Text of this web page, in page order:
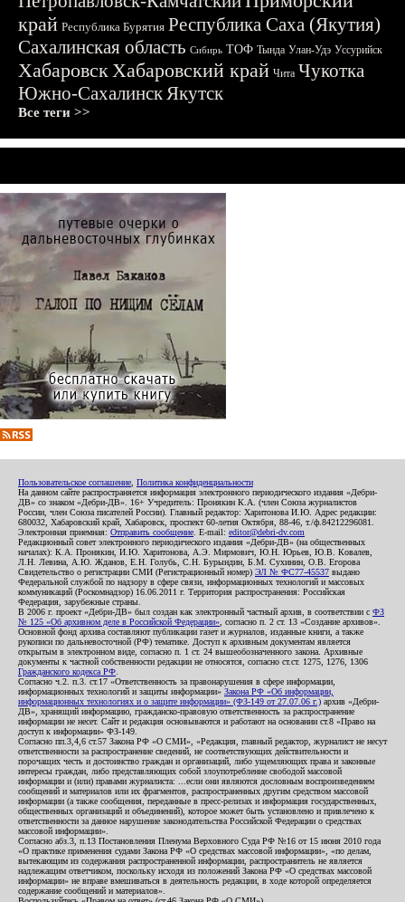
край Республика Бурятия Республика Саха (Якутия)
Сахалинская область Сибирь ТОФ Тында Улан-Удэ Уссурийск
ХабаровскХабаровский край Чита Чукотка
Южно-СахалинскЯкутск
Все теги >>
Пользовательское соглашение Политика конфиденциальности
На данном сайте распространяется информация электронного периодического издания «Дебри-
ДВ» со знаком «Дебри-ДВ». 16+ Учредитель: Пронякин К.А. (член Союза журналистов
России, член Союза писателей России). Главный редактор: Харитонова И.Ю. Адрес редакции:
680032, Хабаровский край, Хабаровск, проспект 60-летия Октября, 88-46, т./ф.84212296081.
Электронная приемная: Отправить сообщение . E-mail: editor@debri-dv.com
Редакционный совет электронного периодического издания «Дебри-ДВ» (на общественных
началах): К.А. Пронякин, И.Ю. Харитонова, А.Э. Мирмович, Ю.Н. Юрьев, Ю.В. Ковалев,
Л.Н. Левина, А.Ю. Жданов, Е.Н. Голубь, С.Н. Бурындин, Б.М. Сухинин, О.В. Егорова
Свидетельство о регистрации СМИ (Регистрационный номер) ЭЛ № ФС77-45537 выдано
Федеральной службой по надзору в сфере связи, информационных технологий и массовых
коммуникаций (Роскомнадзор) 16.06.2011 г. Территория распространения: Российская
Федерация, зарубежные страны.
В 2006 г. проект «Дебри-ДВ» был создан как электронный частный архив, в соответствии с ФЗ
№ 125 «Об архивном деле в Российской Федерации» , согласно п. 2 ст. 13 «Создание архивов».
Основной фонд архива составляют публикации газет и журналов, изданные книги, а также
рукописи по дальневосточной (РФ) тематике. Доступ к архивным документам является
открытым в электронном виде, согласно п. 1 ст. 24 вышеобозначенного закона. Архивные
документы к частной собственности редакции не относятся, согласно ст.ст. 1275, 1276, 1306
Гражданского кодекса РФ
Согласно ч.2. п.3. ст.17 «Ответственность за правонарушения в сфере информации,
информационных технологий и защиты информации» Закона РФ «Об информации,
информационных технологиях и о защите информации» (ФЗ-149 от 27.07.06 г.) архив «Дебри-
ДВ», хранящий информацию, гражданско-правовую ответственность за распространение
информации не несет. Сайт и редакция основываются и работают на основании ст.8 «Право на
доступ к информации» ФЗ-149.
Согласно пп.3,4,6 ст.57 Закона РФ «О СМИ», «Редакция, главный редактор, журналист не несут
ответственности за распространение сведений, не соответствующих действительности и
порочащих честь и достоинство граждан и организаций, либо ущемляющих права и законные
интересы граждан, либо представляющих собой злоупотребление свободой массовой
информации и (или) правами журналиста: ...если они являются дословным воспроизведением
сообщений и материалов или их фрагментов, распространенных другим средством массовой
информации (а также сообщения, переданные в пресс-релизах и информация государственных,
общественных организаций и объединений), которое может быть установлено и привлечено к
ответственности за данное нарушение законодательства Российской Федерации о средствах
массовой информации».
Согласно абз.3, п.13 Постановления Пленума Верховного Суда РФ №16 от 15 июня 2010 года
«О практике применения судами Закона РФ «О средствах массовой информации», «по делам,
вытекающим из содержания распространенной информации, распространитель не является
надлежащим ответчиком, поскольку исходя из положений Закона РФ «О средствах массовой
информации» не вправе вмешиваться в деятельность редакции, в ходе которой определяется
содержание сообщений и материалов».